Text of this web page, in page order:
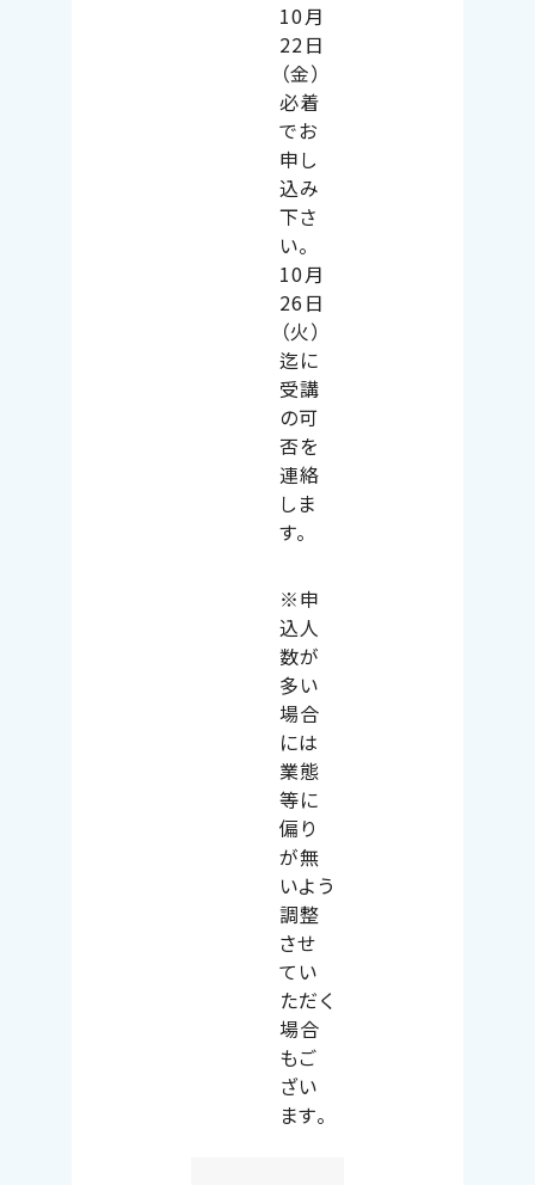
10月
22日
（金）
必着
でお
申し
込み
下さ
い。
10月
26日
（火）
迄に
受講
の可
否を
連絡
しま
す。
※申
込人
数が
多い
場合
には
業態
等に
偏り
が無
いよう
調整
させ
てい
ただく
場合
もご
ざい
ます。